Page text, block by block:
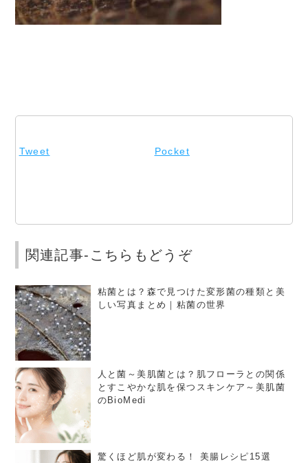
Tweet Pocket
関連記事-こちらもどうぞ
粘菌とは？森で見つけた変形菌の種類と美
しい写真まとめ｜粘菌の世界
人と菌～美肌菌とは？肌フローラとの関係
とすこやかな肌を保つスキンケア～美肌菌
のBioMedi
驚くほど肌が変わる！ 美腸レシピ15選